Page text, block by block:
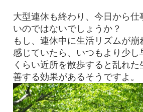
大型連休も終わり、今日から仕
いのではないでしょうか？
もし、連休中に生活リズムが崩
感じていたら、いつもより少し
くらい近所を散歩すると乱れた
善する効果があるそうですよ。